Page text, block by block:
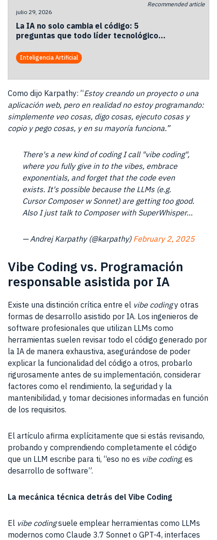
Recommended article
julio 29, 2026
La IA no solo cambia el código: 5
preguntas que todo líder tecnológico
Inteligencia Artificial
Como dijo Karpathy: “Estoy creando un proyecto o una
aplicación web, pero en realidad no estoy programando:
simplemente veo cosas, digo cosas, ejecuto cosas y
copio y pego cosas, y en su mayoría funciona.”
There's a new kind of coding I call "vibe coding",
where you fully give in to the vibes, embrace
exponentials, and forget that the code even
exists. It's possible because the LLMs (e.g.
Cursor Composer w Sonnet) are getting too good.
Also I just talk to Composer with SuperWhisper…
— Andrej Karpathy (@karpathy) February 2, 2025
Vibe Coding vs. Programación
responsable asistida por IA
Existe una distinción crítica entre el vibe codingy otras
formas de desarrollo asistido por IA. Los ingenieros de
software profesionales que utilizan LLMs como
herramientas suelen revisar todo el código generado por
la IA de manera exhaustiva, asegurándose de poder
explicar la funcionalidad del código a otros, probarlo
rigurosamente antes de su implementación, considerar
factores como el rendimiento, la seguridad y la
mantenibilidad, y tomar decisiones informadas en función
de los requisitos.
El artículo afirma explícitamente que si estás revisando,
probando y comprendiendo completamente el código
que un LLM escribe para ti, “eso no es vibe coding, es
desarrollo de software”.
La mecánica técnica detrás del Vibe Coding
El vibe codingsuele emplear herramientas como LLMs
modernos como Claude 3.7 Sonnet o GPT-4, interfaces